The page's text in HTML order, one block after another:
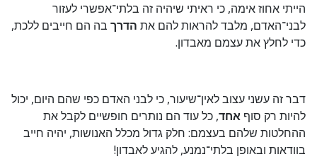
הייתי אחוז אימה, כי ראיתי שיהיה זה בלתי־אפשרי לעזור
לבני־האדם, מלבד להראות להם את הדרך בה הם חייבים ללכת,
כדי לחלץ את עצמם מאבדון.
דבר זה עשני עצוב לאין־שיעור, כי לבני האדם כפי שהם היום, יכול
להיות רק סוף אחד, כל עוד הם נותרים חופשיים לקבל את
ההחלטות שלהם בעצמם: חלק גדול מכלל האנושות, יהיה חייב
בוודאות ובאופן בלתי־נמנע, להגיע לאבדון!